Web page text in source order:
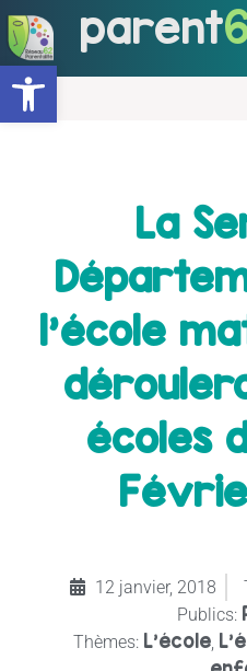
Ouvrir la barre d’outils
parent
La
l’école
écoles
12 janvier, 2018
Publics:
Thèmes: L'école,